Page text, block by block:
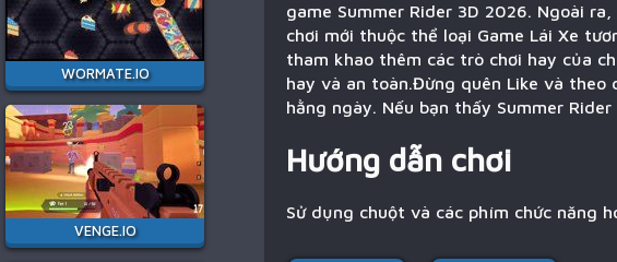
WORMATE.IO
VENGE.IO
game Summer Rider 3D 2026. Ngoài
chơi mới thuộc thể loại Game Lái Xe
tham khao thêm các trò chơi hay của
hay và an toàn.Đừng quên Like và theo
hằng ngày. Nếu bạn thấy Summer
Hướng dẫn chơi
Sử dụng chuột và các phím chức năng